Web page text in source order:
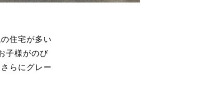
住宅が多い
子様がのび
らにグレー